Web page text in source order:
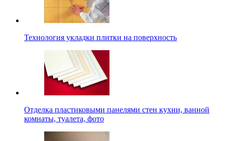
Технология укладки плитки на поверхность
Отделка пластиковыми панелями стен кухни, ванной
комнаты, туалета, фото